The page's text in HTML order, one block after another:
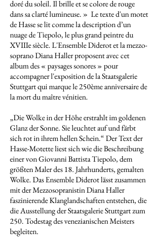
doré du soleil. Il brille et se colore de rouge
dans sa clarté lumineuse. » Le texte d'un motet
de Hasse se lit comme la description d’un
nuage de Tiepolo, le plus grand peintre du
XVIIIe siècle. L'Ensemble Diderot et la mezzo-
soprano Diana Haller proposent avec cet
album des « paysages sonores » pour
accompagner l'exposition de la Staatsgalerie
Stuttgart qui marque le 250ème anniversaire de
la mort du maître vénitien.
„Die Wolke in der Höhe erstrahlt im goldenen
Glanz der Sonne. Sie leuchtet auf und färbt
sich rot in ihrem hellen Schein.“ Der Text der
Hasse-Motette liest sich wie die Beschreibung
einer von Giovanni Battista Tiepolo, dem
größten Maler des 18. Jahrhunderts, gemalten
Wolke. Das Ensemble Diderot lässt zusammen
mit der Mezzosopranistin Diana Haller
faszinierende Klanglandschaften entstehen, die
die Ausstellung der Staatsgalerie Stuttgart zum
250. Todestag des venezianischen Meisters
begleiten.